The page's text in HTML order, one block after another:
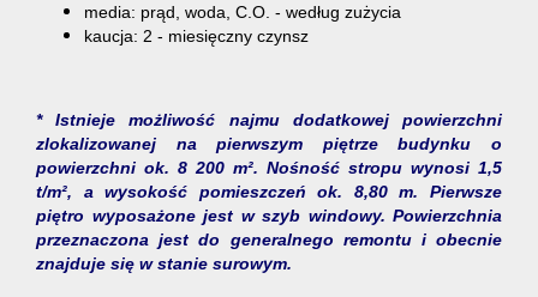
media: prąd, woda, C.O. - według zużycia
kaucja: 2 - miesięczny czynsz
* Istnieje możliwość najmu dodatkowej powierzchni
zlokalizowanej na pierwszym piętrze budynku o
powierzchni ok. 8 200 m². Nośność stropu wynosi 1,5
t/m², a wysokość pomieszczeń ok. 8,80 m. Pierwsze
piętro wyposażone jest w szyb windowy. Powierzchnia
przeznaczona jest do generalnego remontu i obecnie
znajduje się w stanie surowym.